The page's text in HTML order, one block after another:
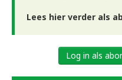
Lees hier verder als
Log in als